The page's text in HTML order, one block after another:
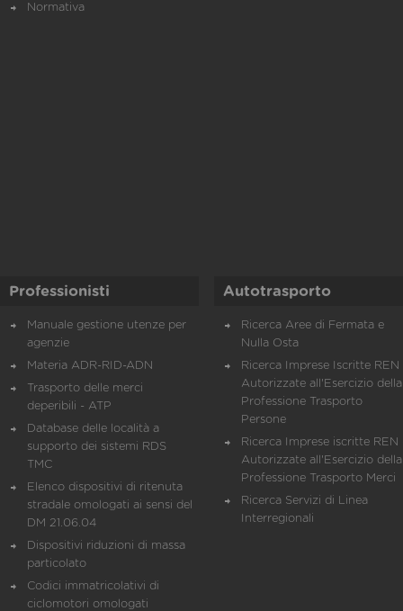
Normativa
Professionisti
Manuale gestione utenze per
agenzie
Materia ADR-RID-ADN
Trasporto delle merci
deperibili - ATP
Database delle località a
supporto dei sistemi RDS
TMC
Elenco dispositivi di ritenuta
stradale omologati ai sensi del
DM 21.06.04
Dispositivi riduzioni di massa
particolato
Codici immatricolativi di
ciclomotori omologati
Autotrasporto
Ricerca Aree di Fermata e
Nulla Osta
Ricerca Imprese Iscritte REN
Autorizzate all'Esercizio della
Professione Trasporto
Persone
Ricerca Imprese iscritte REN
Autorizzate all'Esercizio della
Professione Trasporto Merci
Ricerca Servizi di Linea
Interregionali